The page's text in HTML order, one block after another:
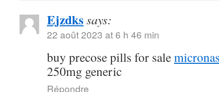
Ejzdkssays:
22 août 2023 at 6 h 46 min
buy precose pills for sale
250mg generic
Répondre